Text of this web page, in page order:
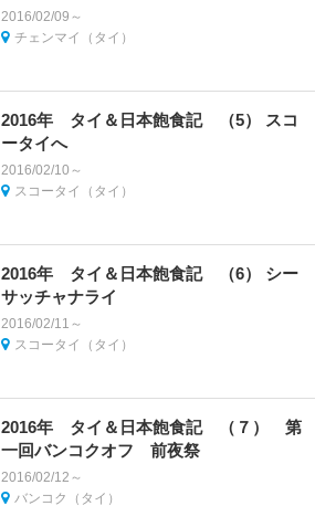
2016/02/09～
チェンマイ（タイ）
2016年 タイ＆日本飽食記 （5） スコ
ータイへ
2016/02/10～
スコータイ（タイ）
2016年 タイ＆日本飽食記 （6） シー
サッチャナライ
2016/02/11～
スコータイ（タイ）
2016年 タイ＆日本飽食記 （７） 第
一回バンコクオフ 前夜祭
2016/02/12～
バンコク（タイ）